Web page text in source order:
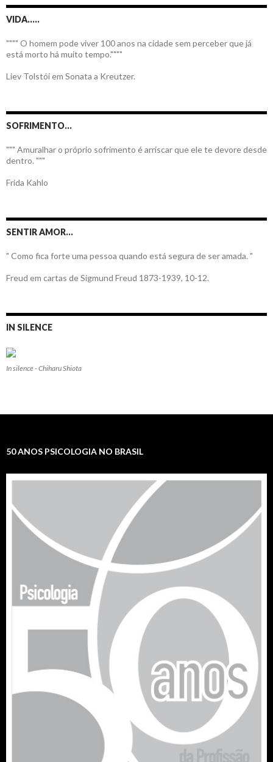
VIDA…..
"""" O homem pode viver 100 anos na cidade sem perceber que já
está morto há muito tempo.""""
Liev Tolstói em Sonata a Kreutzer.
SOFRIMENTO…
""" Amuralhar o próprio sofrimento é arriscar que ele te devore desde
dentro. """
Frida Kahlo
SENTIR AMOR…
" Como fica forte uma pessoa quando está segura de ser amada. "
Freud em cartas de Sigmund Freud 1873-1939, 10-12.
IN SILENCE
In silence - Chiharu Shiota
50 ANOS PSICOLOGIA NO BRASIL